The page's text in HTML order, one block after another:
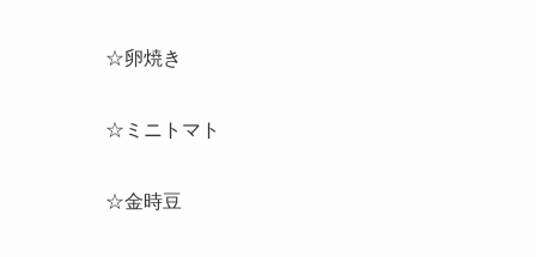
☆卵焼き
☆ ミニトマト
☆金時豆